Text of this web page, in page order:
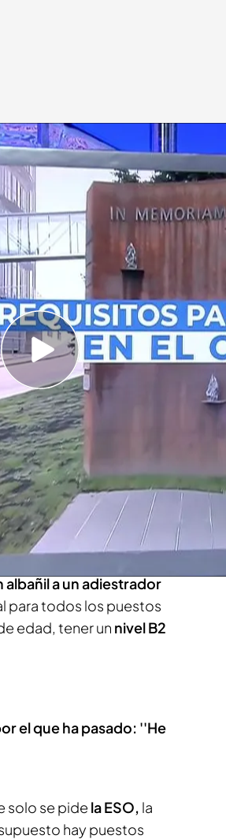
nuevos agentes
través de su web
deseando cortar el
de todos'
para convertirse
con características muy
conChema Gil,
experto
albañil a un adiestrador
para todos los puestos
edad, tener un nivel B2
el que ha pasado: ''He
solo se pide la ESO, la
hay puestos